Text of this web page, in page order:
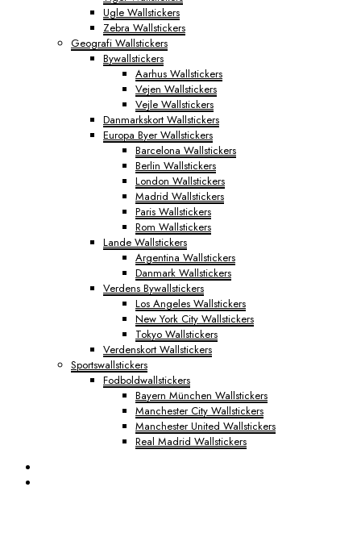
Ugle Wallstickers
Zebra Wallstickers
Geografi Wallstickers
Bywallstickers
Aarhus Wallstickers
Vejen Wallstickers
Vejle Wallstickers
Danmarkskort Wallstickers
Europa Byer Wallstickers
Barcelona Wallstickers
Berlin Wallstickers
London Wallstickers
Madrid Wallstickers
Paris Wallstickers
Rom Wallstickers
Lande Wallstickers
Argentina Wallstickers
Danmark Wallstickers
Verdens Bywallstickers
Los Angeles Wallstickers
New York City Wallstickers
Tokyo Wallstickers
Verdenskort Wallstickers
Sportswallstickers
Fodboldwallstickers
Bayern München Wallstickers
Manchester City Wallstickers
Manchester United Wallstickers
Real Madrid Wallstickers